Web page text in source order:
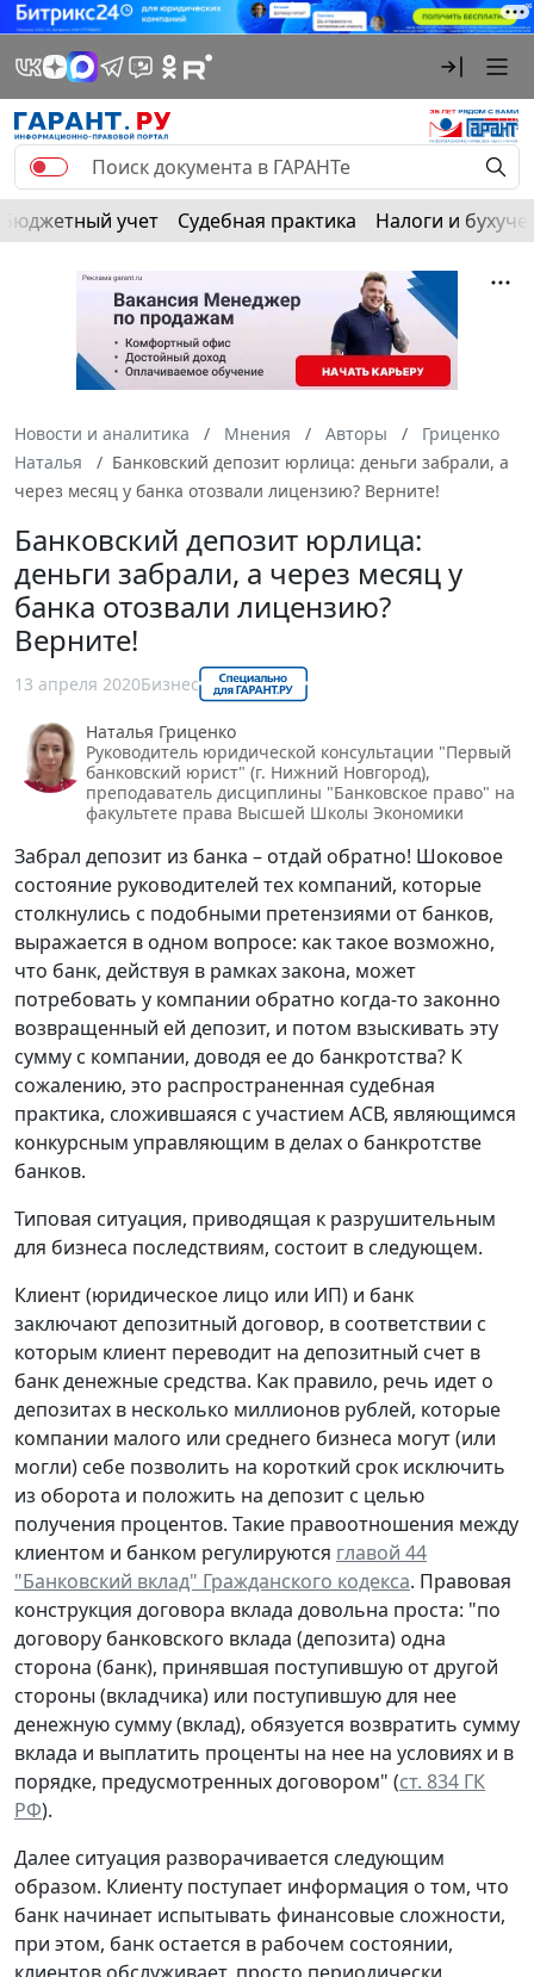
Бюджетный учет Судебная практика Налоги и
Новости и аналитика Мнения Авторы
Гриценко
Наталья
Банковский депозит юрлица: деньги забрали, а
через месяц у банка отозвали лицензию? Верните!
Банковский депозит юрлица:
деньги забрали, а через месяц у
банка отозвали лицензию?
Верните!
13 апреля 2020Бизнес
Наталья Гриценко
Руководитель юридической консультации "Первый
банковский юрист" (г. Нижний Новгород),
преподаватель дисциплины "Банковское право" на
факультете права Высшей Школы Экономики
Забрал депозит из банка – отдай обратно! Шоковое
состояние руководителей тех компаний, которые
столкнулись с подобными претензиями от банков,
выражается в одном вопросе: как такое возможно,
что банк, действуя в рамках закона, может
потребовать у компании обратно когда-то законно
возвращенный ей депозит, и потом взыскивать эту
сумму с компании, доводя ее до банкротства? К
сожалению, это распространенная судебная
практика, сложившаяся с участием АСВ, являющимся
конкурсным управляющим в делах о банкротстве
банков.
Типовая ситуация, приводящая к разрушительным
для бизнеса последствиям, состоит в следующем.
Клиент (юридическое лицо или ИП) и банк
заключают депозитный договор, в соответствии с
которым клиент переводит на депозитный счет в
банк денежные средства. Как правило, речь идет о
депозитах в несколько миллионов рублей, которые
компании малого или среднего бизнеса могут (или
могли) себе позволить на короткий срок исключить
из оборота и положить на депозит с целью
получения процентов. Такие правоотношения между
клиентом и банком регулируются главой 44
"Банковский вклад" Гражданского кодекса. Правовая
конструкция договора вклада довольна проста: "по
договору банковского вклада (депозита) одна
сторона (банк), принявшая поступившую от другой
стороны (вкладчика) или поступившую для нее
денежную сумму (вклад), обязуется возвратить сумму
вклада и выплатить проценты на нее на условиях и в
порядке, предусмотренных договором" (ст. 834 ГК
РФ).
Далее ситуация разворачивается следующим
образом. Клиенту поступает информация о том, что
банк начинает испытывать финансовые сложности,
при этом, банк остается в рабочем состоянии,